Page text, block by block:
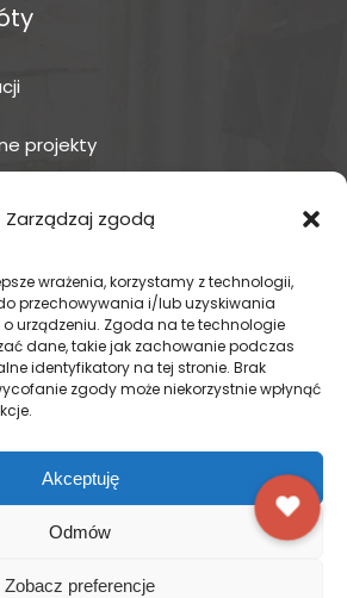
Zarządzaj zgodą
wrażenia, korzystamy z technologii,
przechowywania i/lub uzyskiwania
urządzeniu. Zgoda na te technologie
dane, takie jak zachowanie podczas
identyfikatory na tej stronie. Brak
zgody może niekorzystnie wpłynąć
Akceptuję
Odmów
Zobacz preferencje
projekty
teraz – przekaż
Fundacja Misyjna
FACEBOOK